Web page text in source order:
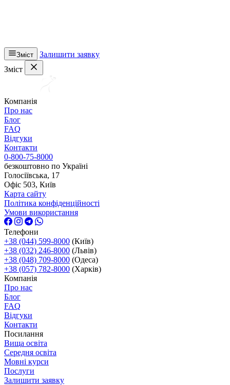
Зміст
Залишити заявку
Зміст
Компанія
Про нас
Блог
FAQ
Відгуки
Контакти
0-800-75-8000
безкоштовно по Україні
Голосіївська, 17
Офіс 503, Київ
Карта сайту
Політика конфіденційності
Умови використання
Телефони
+38 (044) 599-8000 (Київ)
+38 (032) 246-8000 (Львів)
+38 (048) 709-8000 (Одеса)
+38 (057) 782-8000 (Харків)
Компанія
Про нас
Блог
FAQ
Відгуки
Контакти
Посилання
Вища освіта
Середня освіта
Мовні курси
Послуги
Залишити заявку